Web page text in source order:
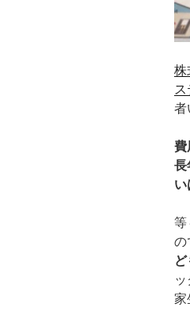
株
ス
者
費
長
い
等
の
家